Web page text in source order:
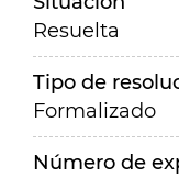
Resuelta
Tipo de
Formalizado
Número de